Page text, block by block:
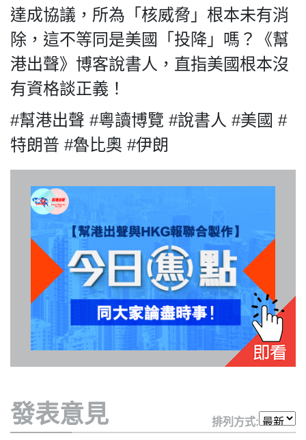
系列
活動
關於我們
我們的立場
登記支持
聯絡我們
達成協議，所為「核威脅」根本未有消
除，這不等同是美國「投降」嗎？《幫
港出聲》博客說書人，直指美國根本沒
有資格談正義！
#幫港出聲 #粵讀博覽 #說書人 #美國 #
特朗普 #魯比奧 #伊朗
發表意見 排列方式: